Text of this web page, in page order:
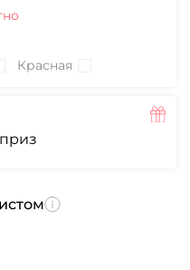
Красная